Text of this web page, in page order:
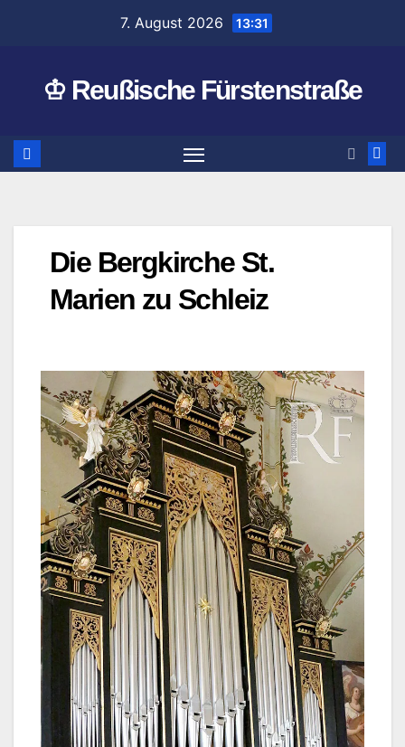
7. August 2026 13:31
♔ Reußische Fürstenstraße
Die Bergkirche St.
Marien zu Schleiz